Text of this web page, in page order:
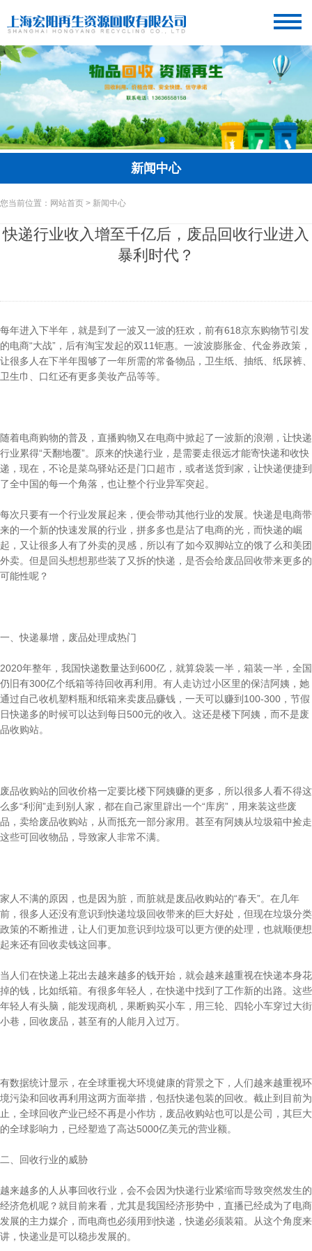
新闻中心
您当前位置：网站首页 > 新闻中心
快递行业收入增至千亿后，废品回收行业进入
暴利时代？
每年进入下半年，就是到了一波又一波的狂欢，前有618京东购物节引发
的电商“大战”，后有淘宝发起的双11钜惠。一波波膨胀金、代金券政策，
让很多人在下半年囤够了一年所需的常备物品，卫生纸、抽纸、纸尿裤、
卫生巾、口红还有更多美妆产品等等。
随着电商购物的普及，直播购物又在电商中掀起了一波新的浪潮，让快递
行业累得“天翻地覆”。原来的快递行业，是需要走很远才能寄快递和收快
递，现在，不论是菜鸟驿站还是门口超市，或者送货到家，让快递便捷到
了全中国的每一个角落，也让整个行业异军突起。
每次只要有一个行业发展起来，便会带动其他行业的发展。快递是电商带
来的一个新的快速发展的行业，拼多多也是沾了电商的光，而快递的崛
起，又让很多人有了外卖的灵感，所以有了如今双脚站立的饿了么和美团
外卖。但是回头想想那些装了又拆的快递，是否会给废品回收带来更多的
可能性呢？
一、快递暴增，废品处理成热门
2020年整年，我国快递数量达到600亿，就算袋装一半，箱装一半，全国
仍旧有300亿个纸箱等待回收再利用。有人走访过小区里的保洁阿姨，她
通过自己收机塑料瓶和纸箱来卖废品赚钱，一天可以赚到100-300，节假
日快递多的时候可以达到每日500元的收入。这还是楼下阿姨，而不是废
品收购站。
废品收购站的回收价格一定要比楼下阿姨赚的更多，所以很多人看不得这
么多“利润”走到别人家，都在自己家里辟出一个“库房”，用来装这些废
品，卖给废品收购站，从而抵充一部分家用。甚至有阿姨从垃圾箱中捡走
这些可回收物品，导致家人非常不满。
家人不满的原因，也是因为脏，而脏就是废品收购站的“春天”。在几年
前，很多人还没有意识到快递垃圾回收带来的巨大好处，但现在垃圾分类
政策的不断推进，让人们更加意识到垃圾可以更方便的处理，也就顺便想
起来还有回收卖钱这回事。
当人们在快递上花出去越来越多的钱开始，就会越来越重视在快递本身花
掉的钱，比如纸箱。有很多年轻人，在快递中找到了工作新的出路。这些
年轻人有头脑，能发现商机，果断购买小车，用三轮、四轮小车穿过大街
小巷，回收废品，甚至有的人能月入过万。
有数据统计显示，在全球重视大环境健康的背景之下，人们越来越重视环
境污染和回收再利用这两方面举措，包括快递包装的回收。截止到目前为
止，全球回收产业已经不再是小作坊，废品收购站也可以是公司，其巨大
的全球影响力，已经塑造了高达5000亿美元的营业额。
二、回收行业的威胁
越来越多的人从事回收行业，会不会因为快递行业紧缩而导致突然发生的
经济危机呢？就目前来看，尤其是我国经济形势中，直播已经成为了电商
发展的主力媒介，而电商也必须用到快递，快递必须装箱。从这个角度来
讲，快递业是可以稳步发展的。